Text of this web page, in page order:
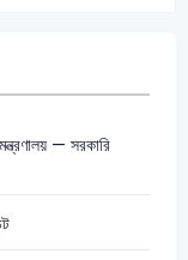
— সরকারি